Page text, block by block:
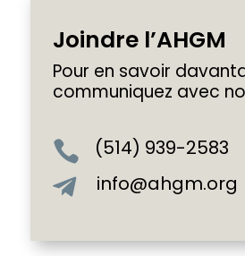
Joindre l’AHGM
Pour en savoir
communiquez avec
 (514) 939-2583
 info@ahgm.org